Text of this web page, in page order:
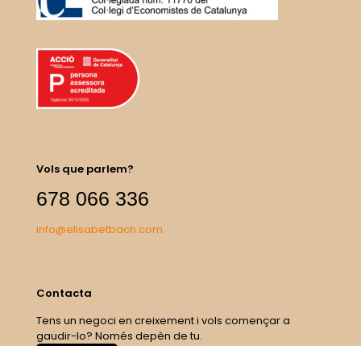
Vols que parlem?
678 066 336
info@elisabetbach.com
Contacta
Tens un negoci en creixement i vols començar a
gaudir-lo? Només depèn de tu.